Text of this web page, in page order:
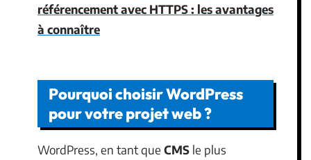
référencement avec HTTPS : les avantages
à connaître
Pourquoi choisir WordPress
pour votre projet web ?
WordPress, en tant que CMS le plus